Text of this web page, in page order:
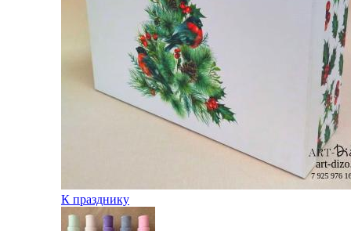
К празднику